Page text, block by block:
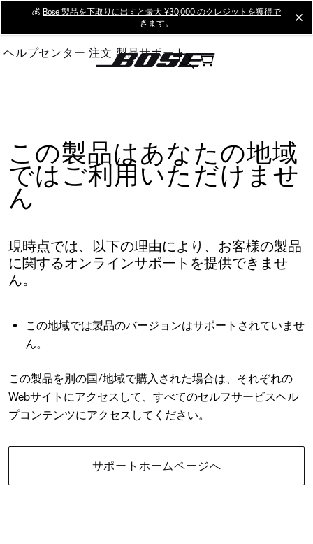
Main
💰 Bose 製品を下取りに出すと最大 ¥30,000 のクレジットを獲得で
きます。
ヘルプセンター 注文 製品サポート
この製品はあなたの地域
ではご利用いただけませ
ん
現時点では、以下の理由により、お客様の製品
に関するオンラインサポートを提供できませ
ん。
この地域では製品のバージョンはサポートされていませ
ん。
この製品を別の国/地域で購入された場合は、それぞれの
Webサイトにアクセスして、すべてのセルフサービスヘル
プコンテンツにアクセスしてください。
サポートホームページへ